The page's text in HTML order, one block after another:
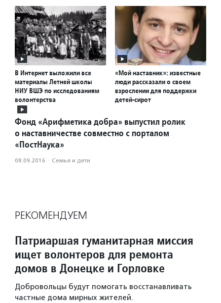
В Интернет выложили все
материалы Летней школы
НИУ ВШЭ по исследованиям
волонтерства
«Мой наставник»: известные
люди рассказали о своем
взрослении для поддержки
детей-сирот
Фонд «Арифметика добра» выпустил ролик
о наставничестве совместно с порталом
«ПостНаука»
08.09.2016 · Семья и дети
РЕКОМЕНДУЕМ
Патриаршая гуманитарная миссия
ищет волонтеров для ремонта
домов в Донецке и Горловке
Добровольцы будут помогать восстанавливать
частные дома мирных жителей.